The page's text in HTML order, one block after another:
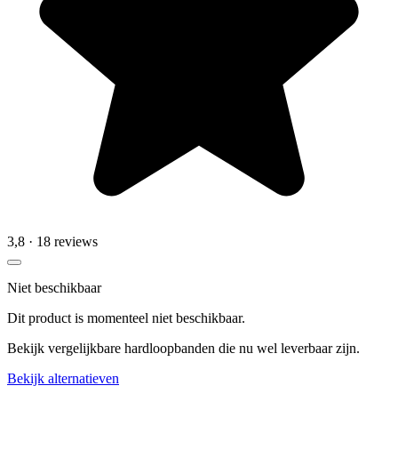
3,8 · 18 reviews
Niet beschikbaar
Dit product is momenteel niet beschikbaar.
Bekijk vergelijkbare hardloopbanden die nu wel leverbaar zijn.
Bekijk alternatieven